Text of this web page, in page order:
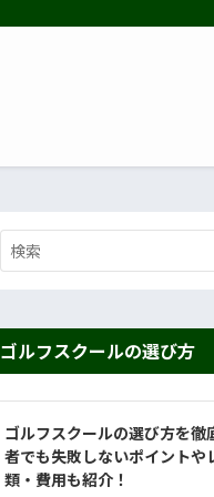
ゴルフスクールの選び方
ゴルフスクールの選び方を徹
者でも失敗しないポイントや
類・費用も紹介！